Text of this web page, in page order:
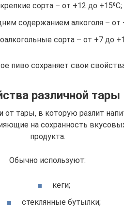
крепкие сорта – от +12 до +15⁰С;
содержанием алкоголя – от
сорта – от +7 до
пиво сохраняет свои
различной тары
от тары, в которую разлит
на сохранность
продукта.
Обычно используют:
кеги;
стеклянные бутылки;